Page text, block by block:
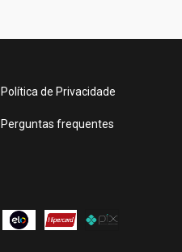
Política de Privacidade
Perguntas frequentes